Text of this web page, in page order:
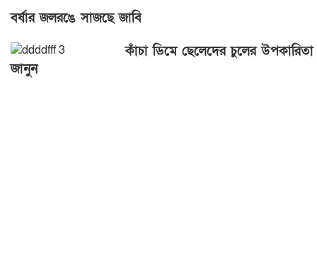
বর্ষার জলরঙে সাজছে জাবি
কাঁচা ডিমে ছেলেদের চুলের উপকারিতা
জানুন